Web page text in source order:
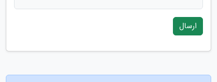
ارسال